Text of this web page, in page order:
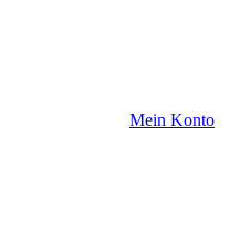
Mein Konto